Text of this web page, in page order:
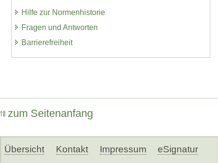
Hilfe zur Normenhistorie
Fragen und Antworten
Barrierefreiheit
zum Seitenanfang
Übersicht Kontakt Impressum eSignatur